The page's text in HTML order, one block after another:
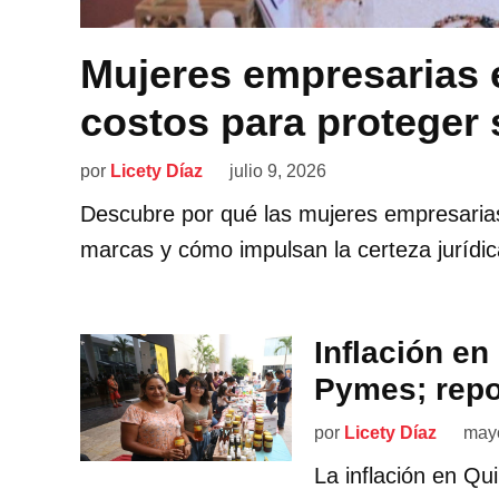
Mujeres empresarias
costos para proteger
por Licety Díaz julio 9, 2026
Descubre por qué las mujeres
marcas y cómo impulsan la certeza
Inflación en
Pymes;
por Licety Díaz
La inflación en